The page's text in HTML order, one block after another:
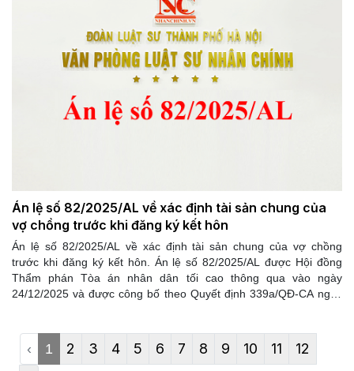
Án lệ số 82/2025/AL về xác định tài sản chung của
vợ chồng trước khi đăng ký kết hôn
Án lệ số 82/2025/AL về xác định tài sản chung của vợ chồng
trước khi đăng ký kết hôn. Án lệ số 82/2025/AL được Hội đồng
Thẩm phán Tòa án nhân dân tối cao thông qua vào ngày
24/12/2025 và được công bố theo Quyết định 339a/QĐ-CA ngày
‹ 1 2 3 4 5 6 7 8 9 10 11
12